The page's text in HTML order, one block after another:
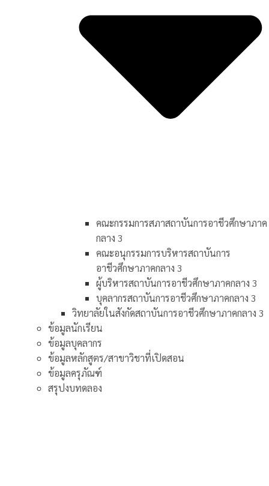
คณะกรรมการสภาสถาบันการอาชีวศึกษาภาค
กลาง 3
คณะอนุกรรมการบริหารสถาบันการ
อาชีวศึกษาภาคกลาง 3
ผู้บริหารสถาบันการอาชีวศึกษาภาคกลาง 3
บุคลากรสถาบันการอาชีวศึกษาภาคกลาง 3
วิทยาลัยในสังกัดสถาบันการอาชีวศึกษาภาคกลาง 3
ข้อมูลนักเรียน
ข้อมูลบุคลากร
ข้อมูลหลักสูตร/สาขาวิชาที่เปิดสอน
ข้อมูลครุภัณฑ์
สรุปงบทดลอง